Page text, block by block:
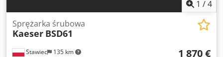
1 /4
Stawiec 135 km
Sprężarka śrubowa
Kaeser BSD61
1 870 €